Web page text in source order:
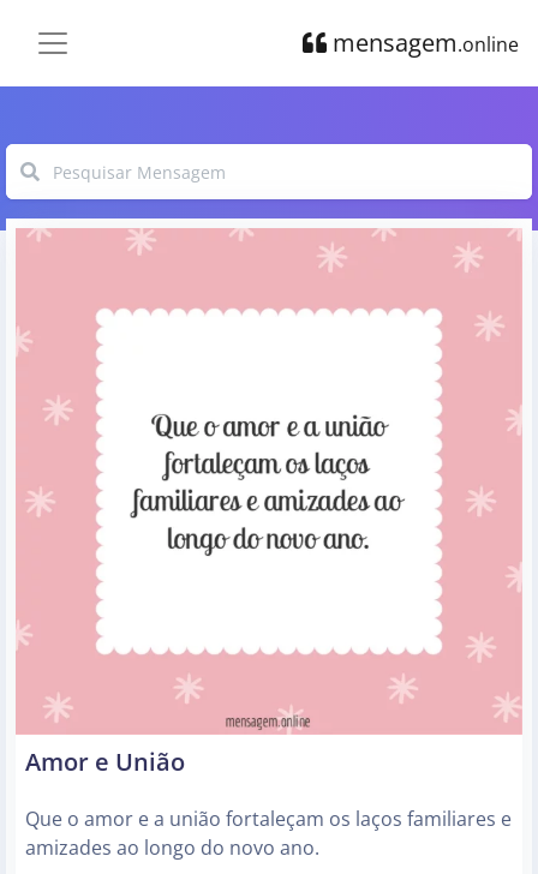
mensagem.online
Amor e União
Que o amor e a união fortaleçam os laços familiares e
amizades ao longo do novo ano.